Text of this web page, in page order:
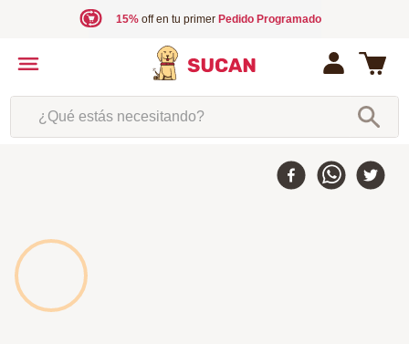
15%off en tu primer Pedido Programado
¿Qué estás necesitando?